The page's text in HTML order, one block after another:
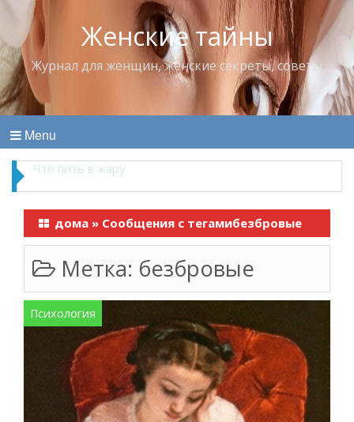
Женские тайны
Журнал для женщин, женские секреты, советы
Menu
Что пить в жару
дома » Сообщения с тегамибезбровые
Метка: безбровые
Психология